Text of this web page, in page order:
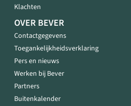
Klachten
OVER BEVER
Contactgegevens
Toegankelijkheidsverklaring
Pers en nieuws
Werken bij Bever
Partners
Buitenkalender